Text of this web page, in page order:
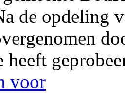
de opdeling